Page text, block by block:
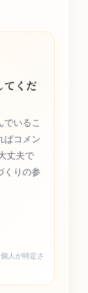
てくだ
でいるこ
ばコメン
丈夫で
くりの参
人が特定さ